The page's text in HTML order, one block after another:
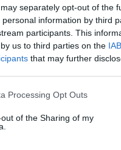
separately opt-out of the
information by third
participants. This
us to third parties on the
that may further
website/app uses one or
visit or usage behaviour. You
to Google and its third-
specified purposes in
Processing Opt Outs
of the Sharing of my
2022.05.31.
GERILLA BÁR PESTITV
Erdélyi turnéra indul a
2022.05.31.